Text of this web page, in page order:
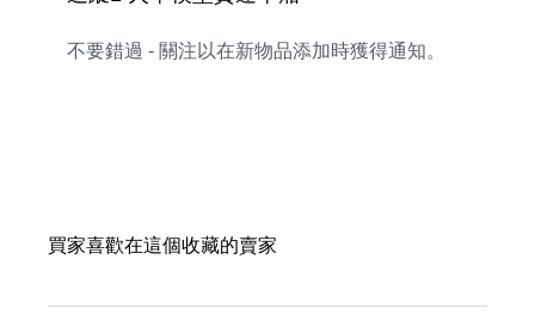
不要錯過 - 關注以在新物品添加時獲得通知。
買家喜歡在這個收藏的賣家